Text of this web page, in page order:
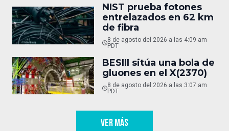
NIST prueba fotones
entrelazados en 62 km
de fibra
8 de agosto del 2026 a las 4:09 am
PDT
BESIII sitúa una bola de
gluones en el X(2370)
8 de agosto del 2026 a las 3:07 am
PDT
VER MÁS